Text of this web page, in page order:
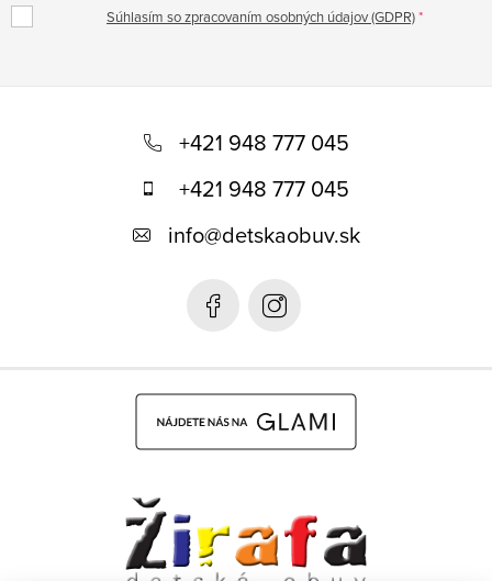
Súhlasím so zpracovaním osobných údajov (GDPR)
+421 948 777 045
+421 948 777 045
info@detskaobuv.sk